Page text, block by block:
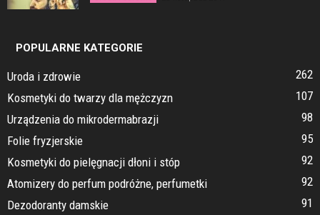
POPULARNE KATEGORIE
Uroda i zdrowie
262
Kosmetyki do twarzy dla mężczyzn
107
Urządzenia do mikrodermabrazji
98
Folie fryzjerskie
95
Kosmetyki do pielęgnacji dłoni i stóp
92
Atomizery do perfum podróżne, perfumetki
92
Dezodoranty damskie
91